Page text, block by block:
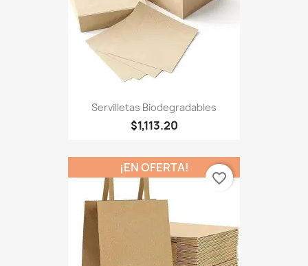
Servilletas Biodegradables
$1,113.20
¡EN OFERTA!
favorite_border